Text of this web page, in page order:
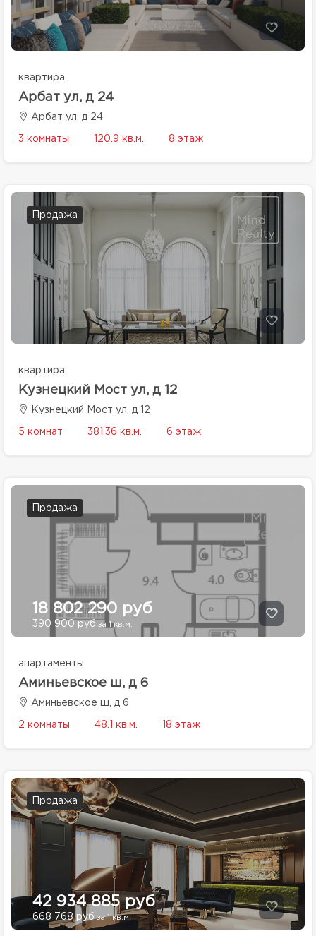
квартира
Арбат ул, д 24
Арбат ул, д 24
3 комнаты 120.9 кв.м. 8 этаж
Продажа
квартира
Кузнецкий Мост ул, д 12
Кузнецкий Мост ул, д 12
5 комнат 381.36 кв.м. 6 этаж
Продажа
18 802 290 руб
390 900 руб за 1 кв.м.
апартаменты
Аминьевское ш, д 6
Аминьевское ш, д 6
2 комнаты 48.1 кв.м. 18 этаж
Продажа
42 934 885 руб
668 768 рубза 1 кв.м.